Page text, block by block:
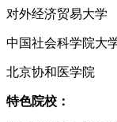
对外经济贸易大学
中国社会科学院大
北京协和医学院
特色院校：